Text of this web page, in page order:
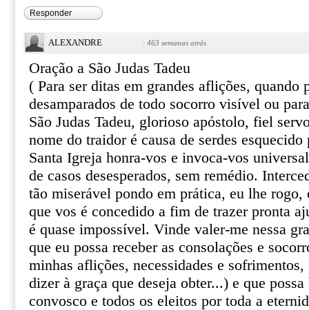
Responder
ALEXANDRE · 463 semanas atrás
Oração a São Judas Tadeu
( Para ser ditas em grandes aflições, quando
desamparados de todo socorro visível ou
São Judas Tadeu, glorioso apóstolo, fiel
nome do traidor é causa de serdes
Santa Igreja honra-vos e invoca-vos
de casos desesperados, sem remédio.
tão miserável pondo em prática, eu lhe
que vos é concedido a fim de trazer pronta
é quase impossível. Vinde valer-me nessa
que eu possa receber as consolações e
minhas aflições, necessidades e
dizer à graça que deseja obter...) e que
convosco e todos os eleitos por toda a